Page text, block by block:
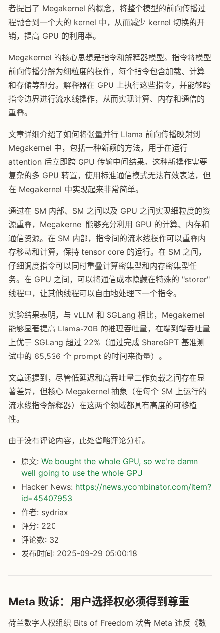
者提出了 Megakernel 的概念，将整个模型的前向传播过
程融合到一个大的 kernel 中，从而减少 kernel 切换的开
销，提高 GPU 的利用率。
Megakernel 的核心思想是指令和解释器模型。指令将模型
前向传播分解为细粒度的操作，每个指令包含加载、计算
和存储等部分。解释器在 GPU 上执行这些指令，并能够跨
指令边界进行流水线操作，从而实现计算、内存和通信的
重叠。
文章详细介绍了如何将张量并行 Llama 前向传播映射到
Megakernel 中，包括一种新颖的方法，用于在运行
attention 后立即跨 GPU 传输中间结果。这种新操作需要
复杂的多 GPU 转置，使用标准通信模式无法有效表达，但
在 Megakernel 中实现起来非常简单。
通过在 SM 内部、SM 之间以及 GPU 之间实现细粒度的资
源重叠，Megakernel 能够充分利用 GPU 的计算、内存和
通信资源。在 SM 内部，指令间的流水线操作可以重叠内
存移动和计算，保持 tensor core 的运行。在 SM 之间，
仔细调度指令可以同时重叠计算密集型和内存密集型任
务。在 GPU 之间，可以将通信成本隐藏在特殊的 "storer"
线程中，让其他线程可以自由地处理下一个指令。
实验结果表明，与 vLLM 和 SGLang 相比，Megakernel
能够显著提高 Llama-70B 的推理吞吐量，在端到端吞吐量
上优于 SGLang 超过 22%（通过完成 ShareGPT 基准测
试中的 65,536 个 prompt 的时间来衡量）。
文章还提到，尽管低延迟和高吞吐量工作负载之间存在显
著差异，但核心 Megakernel 抽象（在每个 SM 上运行的
流水线指令解释器）在这两个领域都具有高度的可移植
性。
由于没有评论内容，此处省略评论分析。
原文: We bought the whole GPU, so we're damn
well going to use the whole GPU
Hacker News: https://news.ycombinator.com/item?
id=45407953
作者: sydriax
评分: 220
评论数: 32
发布时间: 2025-09-29 05:00:18
Meta 败诉：用户选择权必须得到尊重
荷兰数字人权组织 Bits of Freedom 状告 Meta 违反《数